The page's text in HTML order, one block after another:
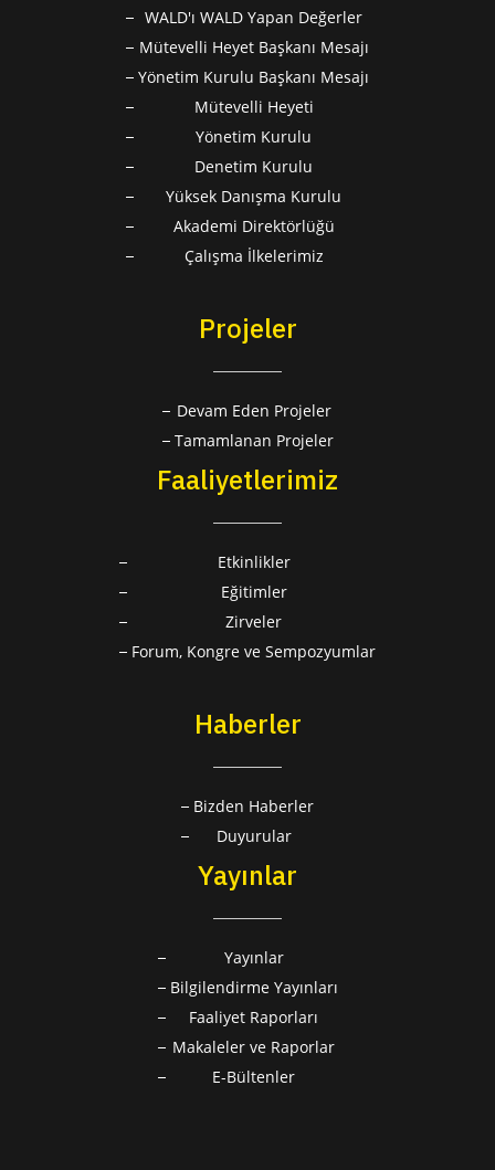
WALD'ı WALD Yapan Değerler
Mütevelli Heyet Başkanı Mesajı
Yönetim Kurulu Başkanı Mesajı
Mütevelli Heyeti
Yönetim Kurulu
Denetim Kurulu
Yüksek Danışma Kurulu
Akademi Direktörlüğü
Çalışma İlkelerimiz
Projeler
Devam Eden Projeler
Tamamlanan Projeler
Faaliyetlerimiz
Etkinlikler
Eğitimler
Zirveler
Forum, Kongre ve Sempozyumlar
Haberler
Bizden Haberler
Duyurular
Yayınlar
Yayınlar
Bilgilendirme Yayınları
Faaliyet Raporları
Makaleler ve Raporlar
E-Bültenler